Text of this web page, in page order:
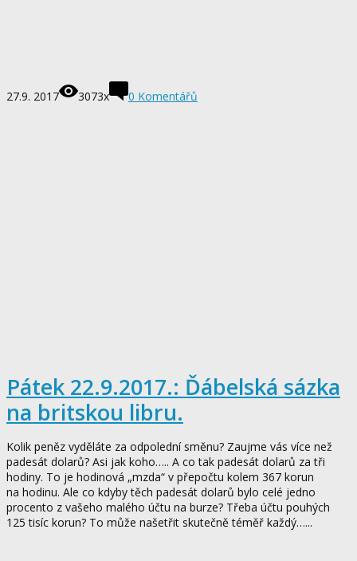
27.9. 2017 3073x 0 Komentářů
Pátek 22.9.2017.: Ďábelská sázka
na britskou libru.
Kolik peněz vyděláte za odpolední směnu? Zaujme vás více než
padesát dolarů? Asi jak koho….. A co tak padesát dolarů za tři
hodiny. To je hodinová „mzda“ v přepočtu kolem 367 korun
na hodinu. Ale co kdyby těch padesát dolarů bylo celé jedno
procento z vašeho malého účtu na burze? Třeba účtu pouhých
125 tisíc korun? To může našetřit skutečně téměř každý…...